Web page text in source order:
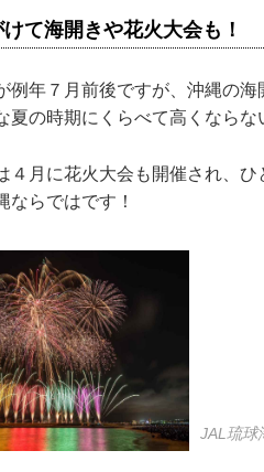
て海開きや花火大会も！
例年７月前後ですが、沖縄の
夏の時期にくらべて高くなら
４月に花火大会も開催され、
ならではです！
JAL琉球